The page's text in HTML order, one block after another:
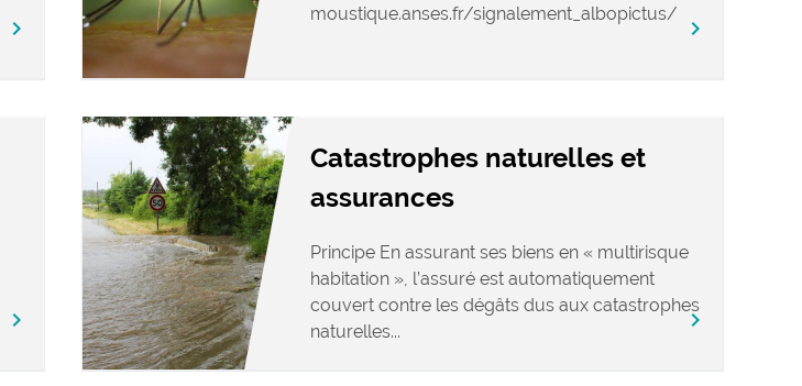
chevron_right
moustique.anses.fr/signalement_albopictus/
chevron_right
chevron_right
Catastrophes naturelles et
assurances
Principe En assurant ses biens en « multirisque
habitation », l’assuré est automatiquement
couvert contre les dégâts dus aux catastrophes
naturelles...
chevron_right